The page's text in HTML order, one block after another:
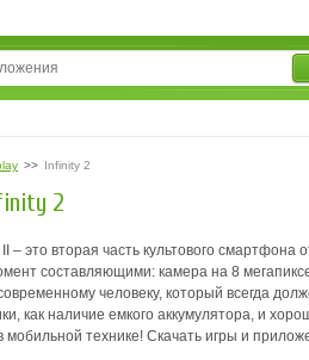
>> Infinity 2
2
II – это вторая часть культового
составляющими: камера на 8
человеку, который всегда
как наличие емкого аккумулятора, и
мобильной технике! Скачать игры и